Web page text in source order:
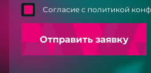
Согласие с политикой
Отправить заявку